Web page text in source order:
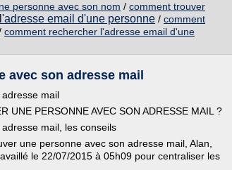
personne avec son nom / comment trouver
email d'une personne / comment
comment rechercher l'adresse email d'une
avec son adresse mail
mail
UNE PERSONNE AVEC SON ADRESSE MAIL ?
mail, les conseils
une personne avec son adresse mail, Alan,
le 22/07/2015 à 05h09 pour centraliser les